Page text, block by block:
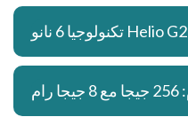
: 256 جيجا مع 8 جيجا رام